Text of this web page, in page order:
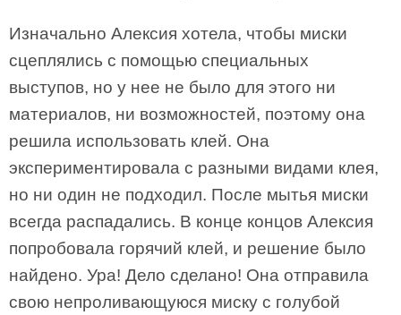
Изначально Алексия хотела, чтобы миски
сцеплялись с помощью специальных
выступов, но у нее не было для этого ни
материалов, ни возможностей, поэтому она
решила использовать клей. Она
экспериментировала с разными видами клея,
но ни один не подходил. После мытья миски
всегда распадались. В конце концов Алексия
попробовала горячий клей, и решение было
найдено. Ура! Дело сделано! Она отправила
свою непроливающуюся миску с голубой